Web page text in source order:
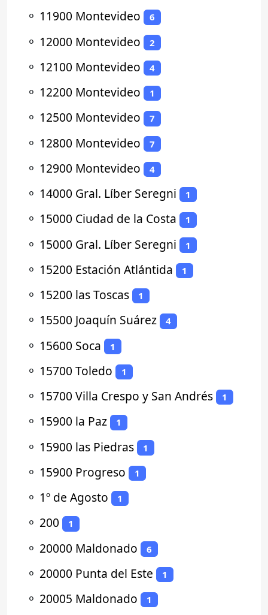
⚬ 11900 Montevideo 6
⚬ 12000 Montevideo 2
⚬ 12100 Montevideo 4
⚬ 12200 Montevideo 1
⚬ 12500 Montevideo 7
⚬ 12800 Montevideo 7
⚬ 12900 Montevideo 4
⚬ 14000 Gral. Líber Seregni 1
⚬ 15000 Ciudad de la Costa 1
⚬ 15000 Gral. Líber Seregni 1
⚬ 15200 Estación Atlántida 1
⚬ 15200 las Toscas 1
⚬ 15500 Joaquín Suárez 4
⚬ 15600 Soca 1
⚬ 15700 Toledo 1
⚬ 15700 Villa Crespo y San Andrés 1
⚬ 15900 la Paz 1
⚬ 15900 las Piedras 1
⚬ 15900 Progreso 1
⚬ 1º de Agosto 1
⚬ 200 1
⚬ 20000 Maldonado 6
⚬ 20000 Punta del Este 1
⚬ 20005 Maldonado 1